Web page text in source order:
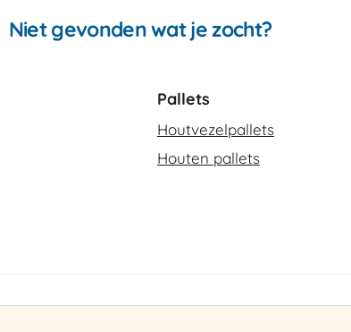
Niet gevonden wat je zocht?
Pallets
Houtvezelpallets
Houten pallets